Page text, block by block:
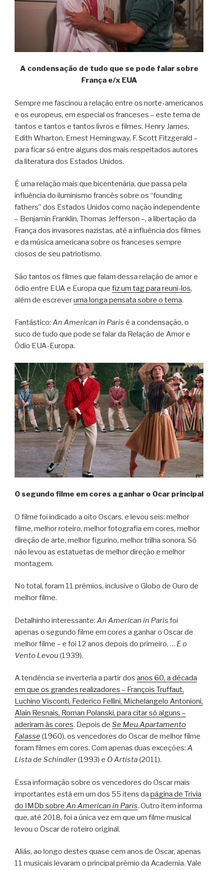
A condensação de tudo que se pode falar sobre
França e/x EUA
Sempre me fascinou a relação entre os norte-americanos
e os europeus, em especial os franceses – este tema de
tantos e tantos e tantos livros e filmes. Henry James,
Edith Wharton, Ernest Hemingway, F. Scott Fitzgerald –
para ficar só entre alguns dos mais respeitados autores
da literatura dos Estados Unidos.
É uma relação mais que bicentenária, que passa pela
influência do iluminismo francês sobre os “founding
fathers” dos Estados Unidos como nação independente
– Benjamin Franklin, Thomas Jefferson –, a libertação da
França dos invasores nazistas, até a influência dos filmes
e da música americana sobre os franceses sempre
ciosos de seu patriotismo.
São tantos os filmes que falam dessa relação de amor e
ódio entre EUA e Europa que fiz um tag para reuni-los,
além de escreveruma longa pensata sobre o tema.
Fantástico: An American in Paris é a condensação, o
suco de tudo que pode se falar da Relação de Amor e
Ódio EUA-Europa.
O segundo filme em cores a ganhar o Ocar principal
O filme foi indicado a oito Oscars, e levou seis: melhor
filme, melhor roteiro, melhor fotografia em cores, melhor
direção de arte, melhor figurino, melhor trilha sonora. Só
não levou as estatuetas de melhor direção e melhor
montagem.
No total, foram 11 prêmios, inclusive o Globo de Ouro de
melhor filme.
Detalhinho interessante: An American in Paris foi
apenas o segundo filme em cores a ganhar o Oscar de
melhor filme – e foi 12 anos depois do primeiro, … E o
Vento Levou (1939).
A tendência se inverteria a partir dos anos 60, a década
em que os grandes realizadores – François Truffaut,
Luchino Visconti, Federico Fellini, Michelangelo Antonioni,
Alain Resnais, Roman Polanski, para citar só alguns –
aderiram às cores. Depois de Se Meu Apartamento
Falasse(1960), os vencedores do Oscar de melhor filme
foram filmes em cores. Com apenas duas exceções: A
Lista de Schindler(1993) e O Artista(2011).
Essa informação sobre os vencedores do Oscar mais
importantes está em um dos 55 itens da página de Trivia
do IMDb sobre An American in Paris. Outro item informa
que, até 2018, foi a única vez em que um filme musical
levou o Oscar de roteiro original.
Aliás, ao longo destes quase cem anos de Oscar, apenas
11 musicais levaram o principal prêmio da Academia. Vale